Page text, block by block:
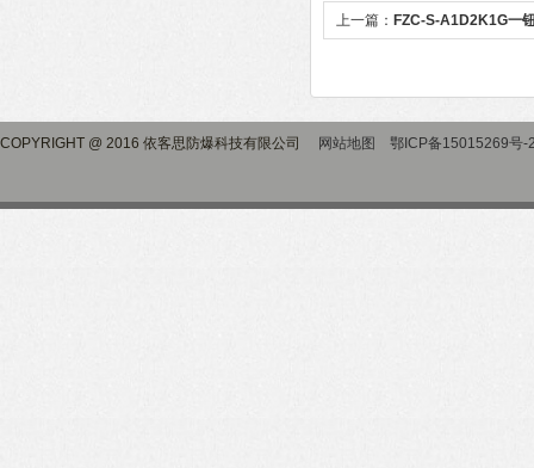
上一篇： FZC-S-A1D2K1G一
COPYRIGHT @ 2016 依客思防爆科技有限公司 网站地图 鄂ICP备15015269号-